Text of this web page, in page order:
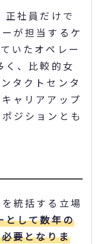
正社員だけで
が担当するケ
いたオペレー
く、比較的女
タクトセンタ
ャリアアップ
ジションとも
統括する立場
として数年の
要となりま